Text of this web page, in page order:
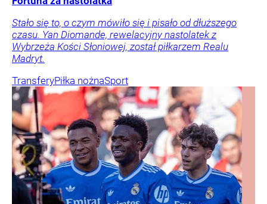
Stało się to, o czym mówiło się i pisało od dłuższego
czasu. Yan Diomande, rewelacyjny nastolatek z
Wybrzeża Kości Słoniowej, został piłkarzem Realu
Madryt.
TransferyPiłka nożnaSport